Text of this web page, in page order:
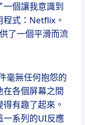
個讓我意識到
式：Netflix。
了一個平滑而流
毫無任何抱怨的
各個屏幕之間
有趣了起來。
一系列的UI反應